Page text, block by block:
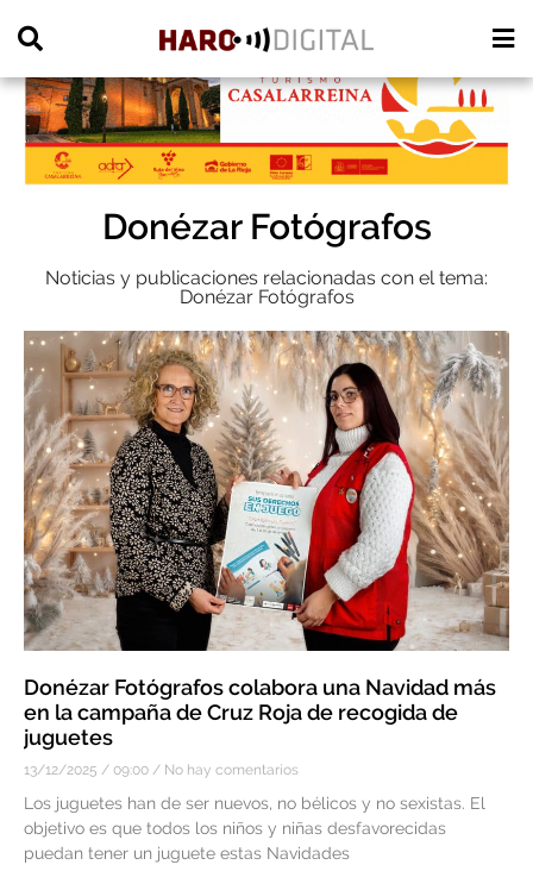
Donézar Fotógrafos
Noticias y publicaciones relacionadas con el tema:
Donézar Fotógrafos
Donézar Fotógrafos colabora una Navidad más
en la campaña de Cruz Roja de recogida de
juguetes
13/12/2025 09:00 No hay comentarios
Los juguetes han de ser nuevos, no bélicos y no sexistas. El
objetivo es que todos los niños y niñas desfavorecidas
puedan tener un juguete estas Navidades